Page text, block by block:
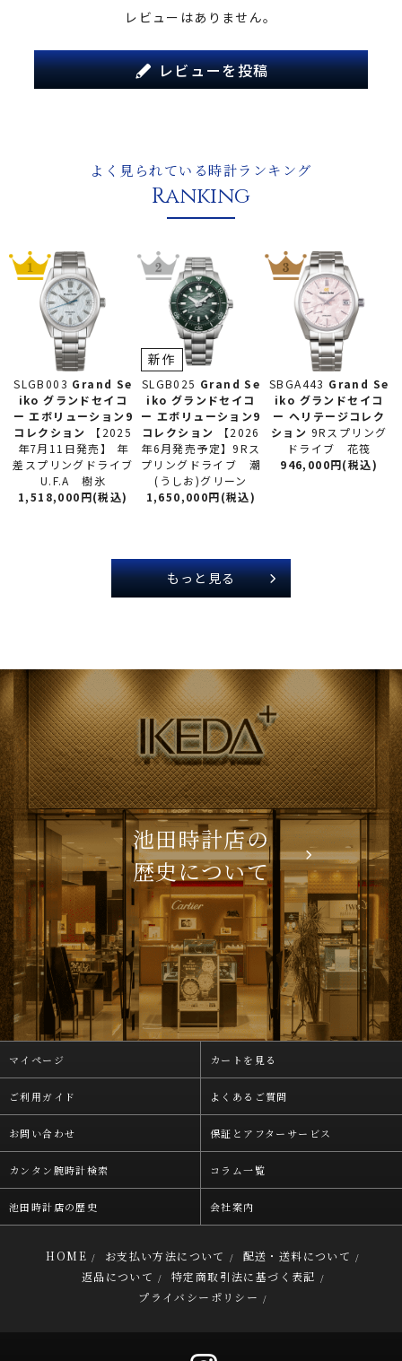
レビューはありません。
レビューを投稿
よく見られている時計ランキング
Ranking
SLGB003 Grand Se
iko グランドセイコ
ー エボリューション9
コレクション
【2025
年7月11日発売】 年
差スプリングドライブ
U.F.A 樹氷
1,518,000円(税込)
SLGB025 Grand Se
iko グランドセイコ
ー エボリューション9
コレクション
【2026
年6月発売予定】9Rス
プリングドライブ 潮
(うしお)グリーン
新作
1,650,000円(税込)
SBGA443 Grand Se
iko グランドセイコ
ー ヘリテージコレク
ション 9Rスプリング
ドライブ 花筏
946,000円(税込)
もっと見る
池田時計店の
歴史について
マイページ カートを見る
ご利用ガイド よくあるご質問
お問い合わせ 保証とアフターサービス
カンタン腕時計検索 コラム一覧
池田時計店の歴史 会社案内
HOME / お支払い方法について / 配送・送料について /
返品について / 特定商取引法に基づく表記 /
プライバシーポリシー /